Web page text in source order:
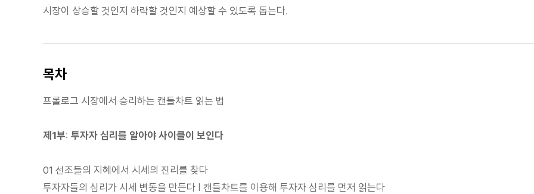
시장이 상승할 것인지 하락할 것인지 예상할 수 있도록 돕는다.
목차
프롤로그 시장에서 승리하는 캔들차트 읽는 법
제1부: 투자자 심리를 알아야 사이클이 보인다
01 선조들의 지혜에서 시세의 진리를 찾다
투자자들의 심리가 시세 변동을 만든다 | 캔들차트를 이용해 투자자 심리를 먼저 읽는다